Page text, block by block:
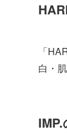
「
白・